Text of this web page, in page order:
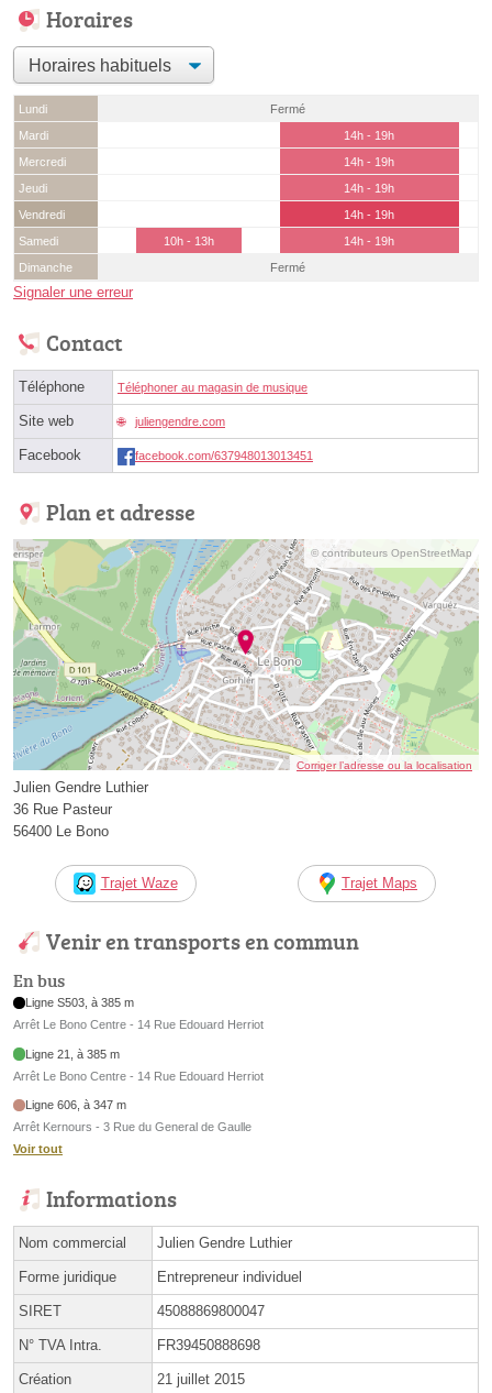
Horaires
Lundi
Fermé
Mardi
14h - 19h
Mercredi
14h - 19h
Jeudi
14h - 19h
Vendredi
14h - 19h
Samedi
10h - 13h
14h - 19h
Dimanche
Fermé
Signaler une erreur
Contact
Téléphone Téléphoner au magasin de musique
Site web juliengendre.com
Facebook facebook.com/637948013013451
Plan et adresse
© contributeurs OpenStreetMap
Corriger l’adresse ou la localisation
Julien Gendre Luthier
36 Rue Pasteur
56400 Le Bono
Trajet Waze Trajet Maps
Venir en transports en commun
En bus
Ligne S503, à 385 m
Arrêt Le Bono Centre - 14 Rue Edouard Herriot
Ligne 21, à 385 m
Arrêt Le Bono Centre - 14 Rue Edouard Herriot
Ligne 606, à 347 m
Arrêt Kernours - 3 Rue du General de Gaulle
Voir tout
Informations
Nom commercial Julien Gendre Luthier
Forme juridique Entrepreneur individuel
SIRET 45088869800047
N° TVA Intra. FR39450888698
Création 21 juillet 2015